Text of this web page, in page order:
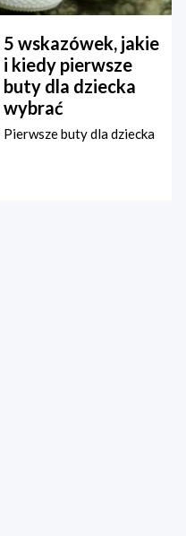
5 wskazówek, jakie
i kiedy pierwsze
buty dla dziecka
wybrać
Pierwsze buty dla dziecka